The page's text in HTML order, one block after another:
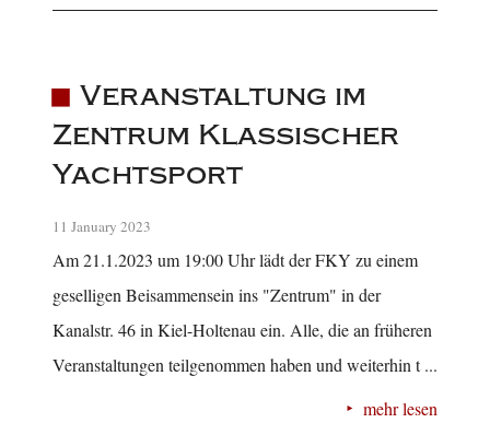
Veranstaltung im
Zentrum Klassischer
Yachtsport
11 January 2023
Am 21.1.2023 um 19:00 Uhr lädt der FKY zu einem
geselligen Beisammensein ins "Zentrum" in der
Kanalstr. 46 in Kiel-Holtenau ein. Alle, die an früheren
Veranstaltungen teilgenommen haben und weiterhin t ...
mehr lesen